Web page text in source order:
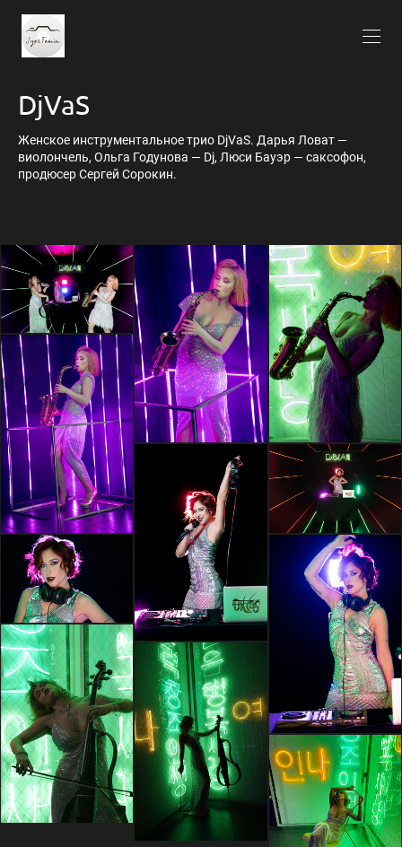
DjVaS
Женское инструментальное трио DjVaS. Дарья Ловат —
виолончель, Ольга Годунова — Dj, Люси Бауэр — саксофон,
продюсер Сергей Сорокин.